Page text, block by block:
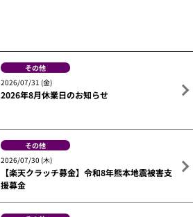
その他
2026/07/31 (金)
2026年8月休業日のお知らせ
その他
2026/07/30 (木)
【楽天クラッチ募金】令和8年熊本地震被害支
援募金